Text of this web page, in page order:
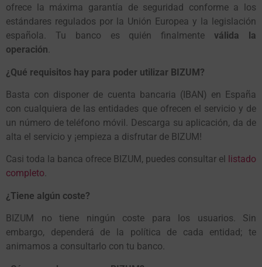
ofrece la máxima garantía de seguridad conforme a los
estándares regulados por la Unión Europea y la legislación
española. Tu banco es quién finalmenteválida la
operación.
¿Qué requisitos hay para poder utilizar BIZUM?
Basta con disponer de cuenta bancaria (IBAN) en España
con cualquiera de las entidades que ofrecen el servicio y de
un número de teléfono móvil. Descarga su aplicación, da de
alta el servicio y ¡empieza a disfrutar de BIZUM!
Casi toda la banca ofrece BIZUM, puedes consultar el
listado
completo.
¿Tiene algún coste?
BIZUM no tiene ningún coste para los usuarios. Sin
embargo, dependerá de la política de cada entidad; te
animamos a consultarlo con tu banco.